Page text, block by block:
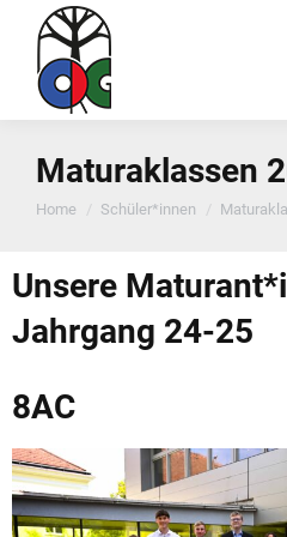
Maturaklassen
You are here:
Home Schüler*innen
Unsere
Jahrgang 24-25
8AC